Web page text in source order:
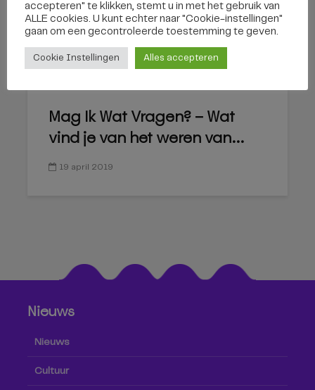
MAG IK WAT VRAGEN?
Mag Ik Wat Vragen? – Wat
vind je van het weren van...
19 april 2019
Nieuws
Nieuws
Cultuur
accepteren" te klikken, stemt u in met het gebruik van
ALLE cookies. U kunt echter naar "Cookie-instellingen"
gaan om een ​​gecontroleerde toestemming te geven.
Cookie Instellingen Alles accepteren